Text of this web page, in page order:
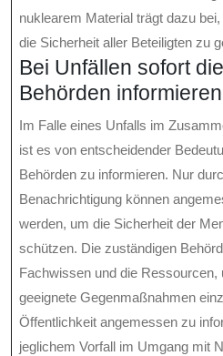
nuklearem Material trägt dazu
die Sicherheit aller Beteiligten zu
Bei Unfällen sofort
Behörden
Im Falle eines Unfalls im
ist es von entscheidender
Behörden zu informieren. Nur
Benachrichtigung können
werden, um die Sicherheit der
schützen. Die zuständigen
Fachwissen und die Ressourcen,
geeignete Gegenmaßnahmen
Öffentlichkeit angemessen zu
jeglichem Vorfall im Umgang mit